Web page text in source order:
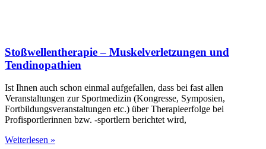
Stoßwellentherapie – Muskelverletzungen und
Tendinopathien
Ist Ihnen auch schon einmal aufgefallen, dass bei fast allen
Veranstaltungen zur Sportmedizin (Kongresse, Symposien,
Fortbildungsveranstaltungen etc.) über Therapieerfolge bei
Profisportlerinnen bzw. -sportlern berichtet wird,
Weiterlesen »